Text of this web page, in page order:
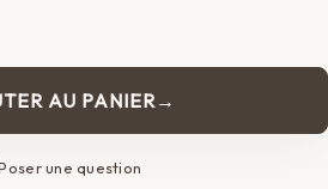
AU PANIER
une question